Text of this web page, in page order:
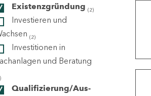
Existenzgründung (2)
Investieren und
(2)
Investitionen in
und Beratung
Qualifizierung/Aus-